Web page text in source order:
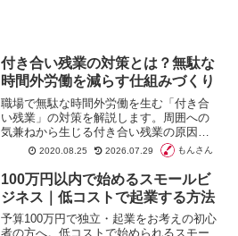
付き合い残業の対策とは？無駄な
時間外労働を減らす仕組みづくり
職場で無駄な時間外労働を生む「付き合
い残業」の対策を解説します。周囲への
気兼ねから生じる付き合い残業の原因を
分析し、管理職の定時退社や残業事前申
請制度といった具体的な解決策を掲載。
組織の仕組みを見直して業務効率化と働
き方改革を推進しましょう。
2020.08.25 2026.07.29 もんさん
100万円以内で始めるスモールビ
ジネス｜低コストで起業する方法
予算100万円で独立・起業をお考えの初心
者の方へ。低コストで始められるスモー